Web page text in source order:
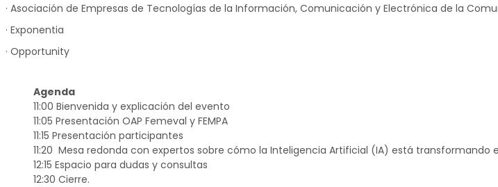
· Asociación de Empresas de Tecnologías de la Información, Comunicación y Electrónica de la
· Exponentia
· Opportunity
Agenda
11:00 Bienvenida y explicación del evento
11:05 Presentación OAP Femeval y FEMPA
11:15 Presentación participantes
11:20 Mesa redonda con expertos sobre cómo la Inteligencia Artificial (IA) está transformando
12:15 Espacio para dudas y consultas
12:30 Cierre.